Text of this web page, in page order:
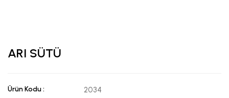
ARI SÜTÜ
Ürün Kodu : 2034